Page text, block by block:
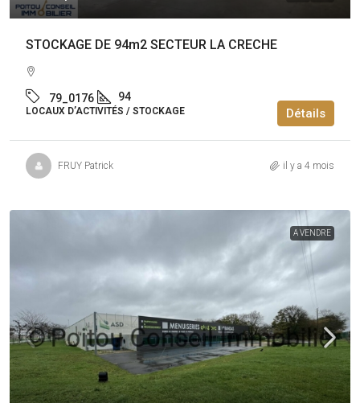
STOCKAGE DE 94m2 SECTEUR LA CRECHE
79_0176 94
LOCAUX D’ACTIVITÉS / STOCKAGE Détails
FRUY Patrick il y a 4 mois
A VENDRE